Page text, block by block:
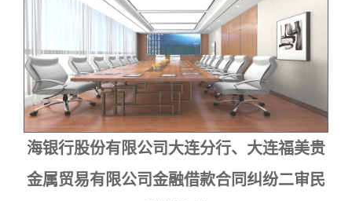
海银行股份有限公司大连分行、大连福美贵
金属贸易有限公司金融借款合同纠纷二审民